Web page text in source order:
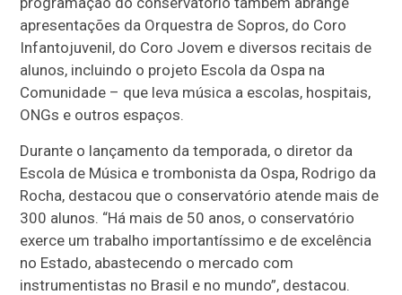
apresentações da Orquestra de Sopros, do Coro
Infantojuvenil, do Coro Jovem e diversos recitais de
alunos, incluindo o projeto Escola da Ospa na
Comunidade – que leva música a escolas, hospitais,
ONGs e outros espaços.
Durante o lançamento da temporada, o diretor da
Escola de Música e trombonista da Ospa, Rodrigo da
Rocha, destacou que o conservatório atende mais de
300 alunos. “Há mais de 50 anos, o conservatório
exerce um trabalho importantíssimo e de excelência
no Estado, abastecendo o mercado com
instrumentistas no Brasil e no mundo”, destacou.